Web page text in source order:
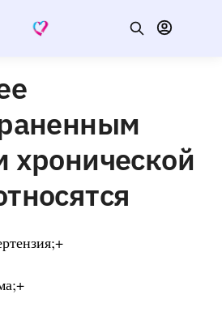
хронической